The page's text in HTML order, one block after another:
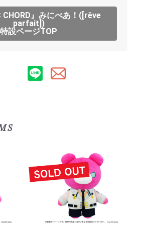
CHORD』みにべあ！([rêve
parfait])
特設ページTOP